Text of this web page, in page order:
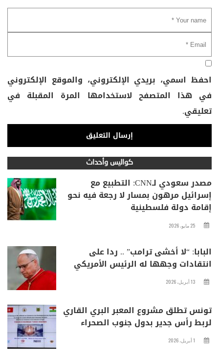
احفظ اسمي، بريدي الإلكتروني، والموقع الإلكتروني
في هذا المتصفح لاستخدامها المرة المقبلة في
تعليقي.
كواليس وأحداث
مصدر سعودي لـCNN: التطبيع مع
إسرائيل مرهون بمسار لا رجعة فيه نحو
إقامة دولة فلسطينية
25 مايو، 2026
البابا: “لا أخشى ترامب” .. ردا على
انتقادات وجهها له الرئيس الأمريكي
13 أبريل، 2026
تونس تطلق مشروع المعبر البري القاري
لربط رأس جدير بدول جنوب الصحراء
1 أبريل، 2026